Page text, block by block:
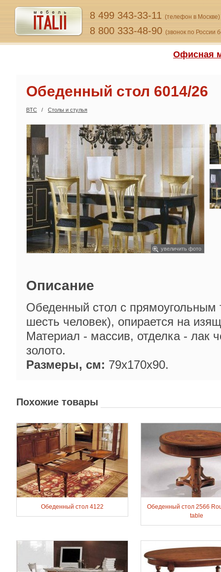
8 499 343-33-11 (телефон в Москве)
8 800 333-48-90 (звонок по России
Офисная
Обеденный стол 6014/26
BTC Столы и стулья
увеличить фото
Описание
Обеденный стол с прямоугольным
шесть человек), опирается на
Материал - массив, отделка - лак
золото.
Размеры, см: 79х170х90.
Похожие товары
Обеденный стол 4122
Обеденный стол 2566
table